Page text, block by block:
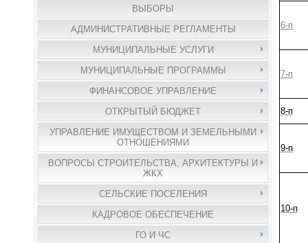
ВЫБОРЫ
АДМИНИСТРАТИВНЫЕ РЕГЛАМЕНТЫ
МУНИЦИПАЛЬНЫЕ УСЛУГИ
МУНИЦИПАЛЬНЫЕ ПРОГРАММЫ
ФИНАНСОВОЕ УПРАВЛЕНИЕ
ОТКРЫТЫЙ БЮДЖЕТ
УПРАВЛЕНИЕ ИМУЩЕСТВОМ И ЗЕМЕЛЬНЫМИ
ОТНОШЕНИЯМИ
ВОПРОСЫ СТРОИТЕЛЬСТВА, АРХИТЕКТУРЫ И
ЖКХ
СЕЛЬСКИЕ ПОСЕЛЕНИЯ
КАДРОВОЕ ОБЕСПЕЧЕНИЕ
ГО И ЧС
6-п
7-п
8-п
9-п
10-п